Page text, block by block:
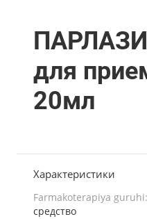
для
20мл
Характеристики
Farmakoterapiya guruhi:
средство